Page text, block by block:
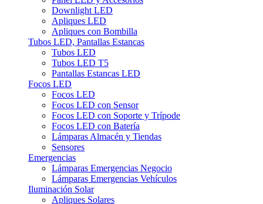
Downlight LED
Apliques LED
Apliques con Bombilla
Tubos LED, Pantallas Estancas
Tubos LED
Tubos LED T5
Pantallas Estancas LED
Focos LED
Focos LED
Focos LED con Sensor
Focos LED con Soporte y Trípode
Focos LED con Batería
Lámparas Almacén y Tiendas
Sensores
Emergencias
Lámparas Emergencias Negocio
Lámparas Emergencias Vehículos
Iluminación Solar
Apliques Solares